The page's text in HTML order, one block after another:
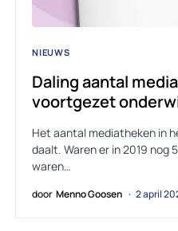
NIEUWS
Daling aantal
voortgezet
Het aantal mediatheken in
daalt. Waren er in 2019 nog
waren…
door Menno Goosen 2 april